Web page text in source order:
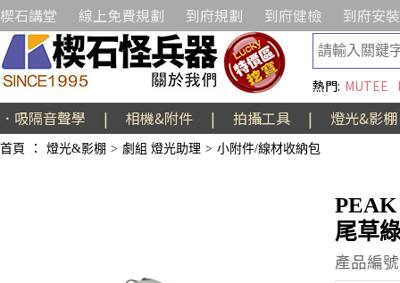
楔石講堂 線上免費規劃 到府規劃 到府健檢 到府安裝
熱門: MUTEE
．吸隔音聲學 | 相機&附件 | 拍攝工具 | 燈光&影棚
首頁 ： 燈光&影棚 > 劇組 燈光助理 > 小附件/線材收納包
PEAK
尾草
產品編